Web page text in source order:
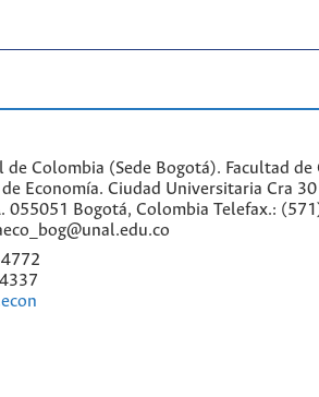
Colombia (Sede Bogotá). Facultad de
Economía. Ciudad Universitaria Cra
055051 Bogotá, Colombia Telefax.: